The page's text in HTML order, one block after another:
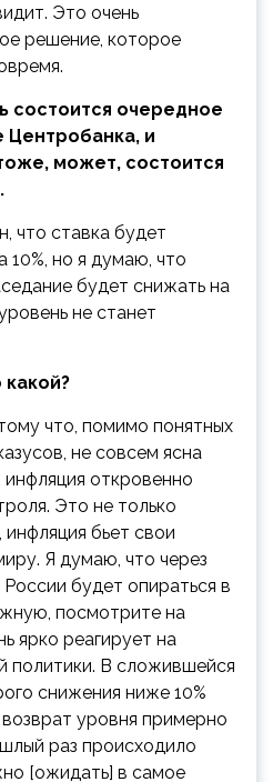
Это очень
решение, которое
состоится очередное
Центробанка, и
может, состоится
что ставка будет
10%, но я думаю, что
будет снижать на
не станет
что, помимо понятных
не совсем ясна
инфляция откровенно
Это не только
бьет свои
Я думаю, что через
будет опираться в
посмотрите на
ярко реагирует на
политики. В сложившейся
снижения ниже 10%
уровня примерно
раз происходило
[ожидать] в самое